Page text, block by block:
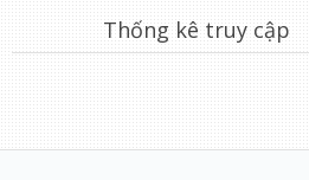
Thống kê truy cập